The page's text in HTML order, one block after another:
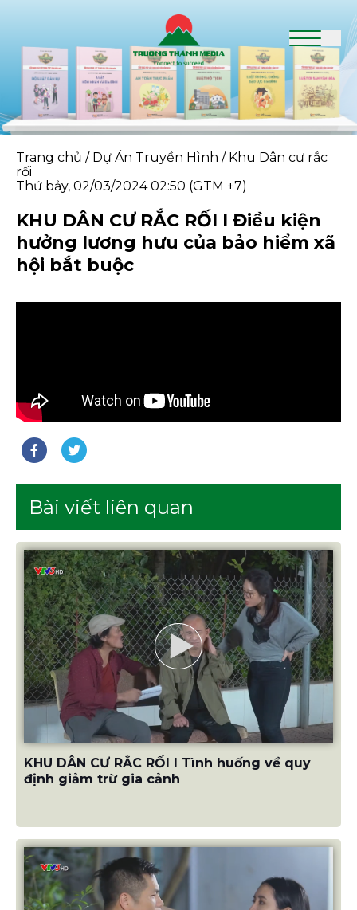
Trang chủ / Dự Án Truyền Hình / Khu Dân cư rắc
rối
Thứ bảy, 02/03/2024 02:50 (GTM +7)
KHU DÂN CƯ RẮC RỐI I Điều kiện
hưởng lương hưu của bảo hiểm xã
hội bắt buộc
Bài viết liên quan
KHU DÂN CƯ RẮC RỐI I Tình huống về quy
định giảm trừ gia cảnh